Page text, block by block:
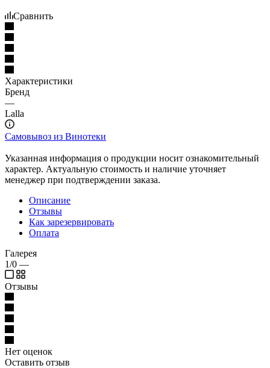
Сравнить
Характеристики
Бренд
—
Lalla
Самовывоз из Винотеки
Указанная информация о продукции носит ознакомительный
характер. Актуальную стоимость и наличие уточняет
менеджер при подтверждении заказа.
Описание
Отзывы
Как зарезервировать
Оплата
Галерея
1/0 —
Отзывы
Нет оценок
Оставить отзыв